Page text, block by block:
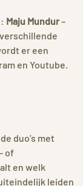
Maju Mundur–
er een
en Youtube.
duo’s met
of
en welk
leiden